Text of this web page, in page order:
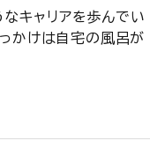
キャリアを歩んでい
かけは自宅の風呂が